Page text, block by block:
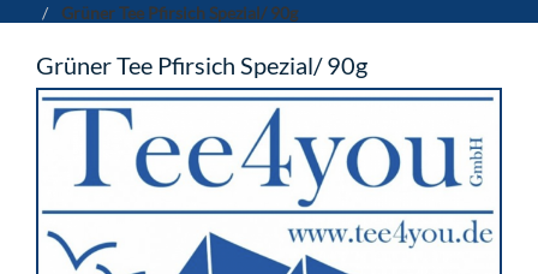
Grüner Tee Pfirsich Spezial/ 90g
Grüner Tee Pfirsich Spezial/ 90g